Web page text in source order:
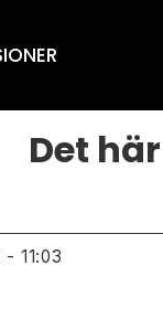
Det
- 11:03